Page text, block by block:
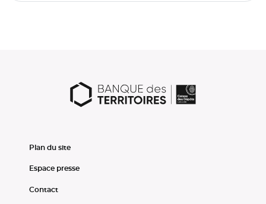
Plan du site
Espace presse
Contact